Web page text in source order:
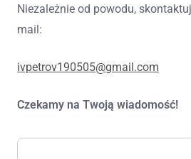
Niezależnie od powodu,
mail:
ivpetrov190505@gmail.com
Czekamy na Twoją wiadomość!